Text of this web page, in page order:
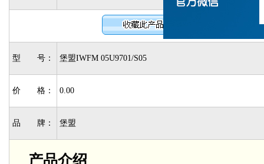
型 号： 堡盟IWFM 05U9701/S05
价 格： 0.00
品 牌： 堡盟
产品介绍